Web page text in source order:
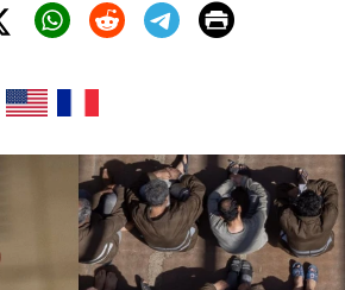
Twitter (X)
Print